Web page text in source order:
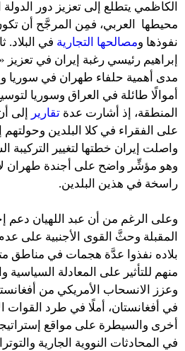
الكاظمي يتطلع إلى تعزيز دور الدولة
محيطها العربي، فمِن المرجَّح أن
نفوذها ومصالحها التجارية في البلاد.
إبراهيم رئيسي رغبة إيران في
مدى أهمية حلفاء طهران في سوريا
أموالًا طائلة في العراق وسوريا
المنطقة، إذ أشارت عدة تقارير
إلى
على الفقراء في كلا البلدين
واصلت إيران خطتها لتغيير التركيبة
وهو مؤشِّر واضح على أجندة طهران
راسخة في هذين البلدين.
وعلى الرغم من أن عبد اللهيان دعم
المقبلة وحثَّ القوى الأجنبية على
بلاده نفذوا عدَّة هجمات في مناطق
منهم للتأثير على المعادلة السياسية
وعزز الانسحاب الأمريكي من
في أفغانستان، أملًا في طرد القوات
أخرى والسيطرة على مواقع
في المحادثات النووية الجارية